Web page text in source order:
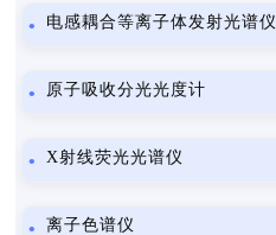
电感耦合等离子体发射光谱仪
原子吸收分光光度计
X射线荧光光谱仪
离子色谱仪